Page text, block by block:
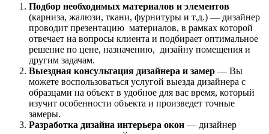
Подбор необходимых материалов и элементов
(карниза, жалюзи, ткани, фурнитуры и т.д.) — дизайнер
проводит презентацию материалов, в рамках которой
отвечает на вопросы клиента и подбирает оптимальное
решение по цене, назначению, дизайну помещения и
другим задачам.
Выездная консультация дизайнера и замер — Вы
можете воспользоваться услугой выезда дизайнера с
образцами на объект в удобное для вас время, который
изучит особенности объекта и произведет точные
замеры.
Разработка дизайна интерьера окон — дизайнер